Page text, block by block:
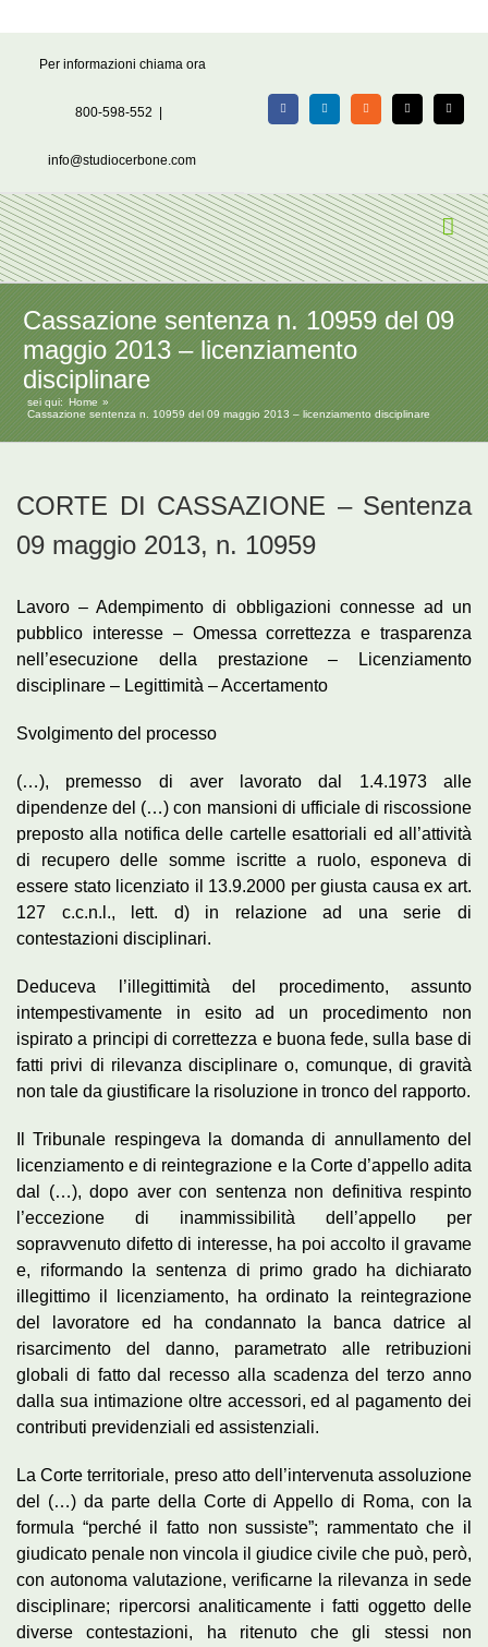
Per informazioni chiama ora
800-598-552
info@studiocerbone.com
FacebookLinkedIn Rss X Email
Cassazione sentenza n. 10959 del 09
maggio 2013 – licenziamento
disciplinare
sei qui:
Home
Cassazione sentenza n. 10959 del 09 maggio 2013 – licenziamento disciplinare
CORTE DI CASSAZIONE – Sentenza
09 maggio 2013, n. 10959
Lavoro – Adempimento di obbligazioni connesse ad un
pubblico interesse – Omessa correttezza e trasparenza
nell’esecuzione della prestazione – Licenziamento
disciplinare – Legittimità – Accertamento
Svolgimento del processo
(…), premesso di aver lavorato dal 1.4.1973 alle
dipendenze del (…) con mansioni di ufficiale di riscossione
preposto alla notifica delle cartelle esattoriali ed all’attività
di recupero delle somme iscritte a ruolo, esponeva di
essere stato licenziato il 13.9.2000 per giusta causa ex art.
127 c.c.n.l., lett. d) in relazione ad una serie di
contestazioni disciplinari.
Deduceva l’illegittimità del procedimento, assunto
intempestivamente in esito ad un procedimento non
ispirato a principi di correttezza e buona fede, sulla base di
fatti privi di rilevanza disciplinare o, comunque, di gravità
non tale da giustificare la risoluzione in tronco del rapporto.
Il Tribunale respingeva la domanda di annullamento del
licenziamento e di reintegrazione e la Corte d’appello adita
dal (…), dopo aver con sentenza non definitiva respinto
l’eccezione di inammissibilità dell’appello per
sopravvenuto difetto di interesse, ha poi accolto il gravame
e, riformando la sentenza di primo grado ha dichiarato
illegittimo il licenziamento, ha ordinato la reintegrazione
del lavoratore ed ha condannato la banca datrice al
risarcimento del danno, parametrato alle retribuzioni
globali di fatto dal recesso alla scadenza del terzo anno
dalla sua intimazione oltre accessori, ed al pagamento dei
contributi previdenziali ed assistenziali.
La Corte territoriale, preso atto dell’intervenuta assoluzione
del (…) da parte della Corte di Appello di Roma, con la
formula “perché il fatto non sussiste”; rammentato che il
giudicato penale non vincola il giudice civile che può, però,
con autonoma valutazione, verificarne la rilevanza in sede
disciplinare; ripercorsi analiticamente i fatti oggetto delle
diverse contestazioni, ha ritenuto che gli stessi non